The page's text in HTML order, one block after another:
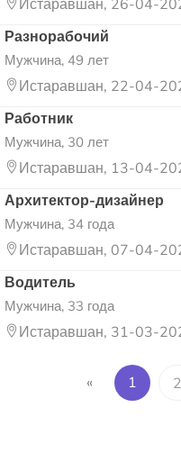
Истаравшан, 26-04-
Разнорабочий
Мужчина, 49 лет
Истаравшан, 22-04-
Работник
Мужчина, 30 лет
Истаравшан, 13-04-
Архитектор-дизайнер
Мужчина, 34 года
Истаравшан, 07-04-
Водитель
Мужчина, 33 года
Истаравшан, 31-03-
« 1 2